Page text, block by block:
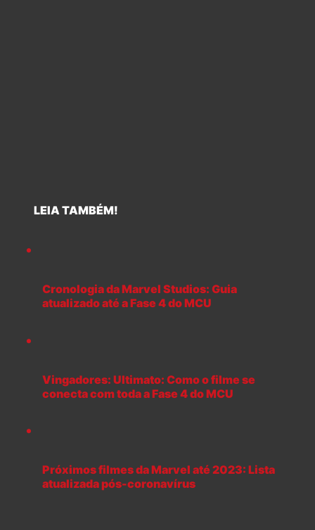
LEIA TAMBÉM!
Cronologia da Marvel Studios: Guia
atualizado até a Fase 4 do MCU
Vingadores: Ultimato: Como o filme se
conecta com toda a Fase 4 do MCU
Próximos filmes da Marvel até 2023: Lista
atualizada pós-coronavírus